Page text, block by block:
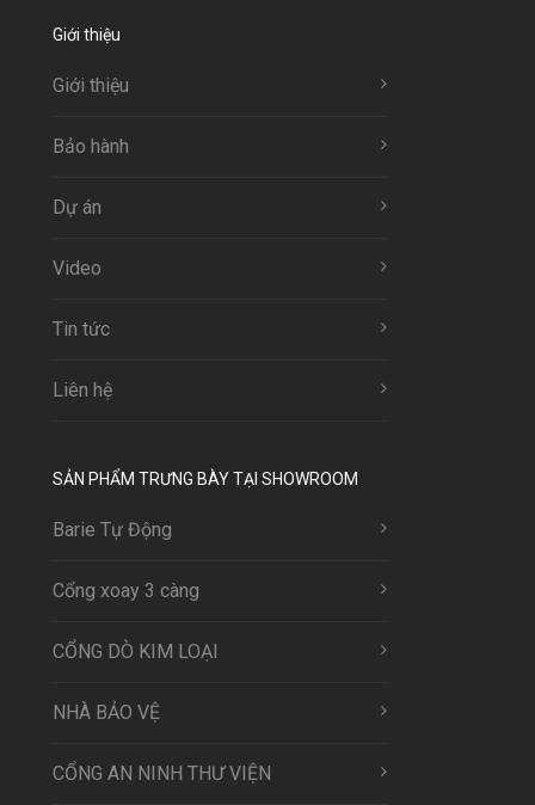
Giới thiệu
Giới thiệu
Bảo hành
Dự án
Video
Tin tức
Liên hệ
SẢN PHẨM TRƯNG BÀY TẠI SHOWROOM
Barie Tự Động
Cổng xoay 3 càng
CỔNG DÒ KIM LOẠI
NHÀ BẢO VỆ
CỔNG AN NINH THƯ VIỆN